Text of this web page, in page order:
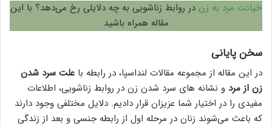
خیانت مرد به زن در روابط زناشویی به چه دلایلی رخ می‌دهد؟ با این
مقاله همراه باشید
سخن پایانی
در این مقاله از مجموعه مقالات لنداسپا، در رابطه با علت سرد شدن
زن از مرد و نشانه های سرد شدن زن در روابط زناشویی، اطلاعات
مفیدی را در اختیار شما عزیزان قرار دادیم. دلایل مختلفی وجود دارند
که باعث می‌شوند زنان در مرحله اول از رابطه جنسی و بعد از زندگی